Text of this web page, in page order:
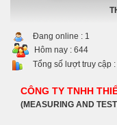
Đang online : 1
Hôm nay : 644
Tổng số lượt truy cập :
CÔNG TY TNHH
(MEASURING AND